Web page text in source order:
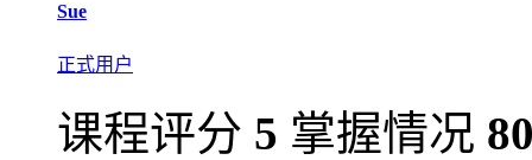
Sue
正式用户
课程评分 5 掌握情况